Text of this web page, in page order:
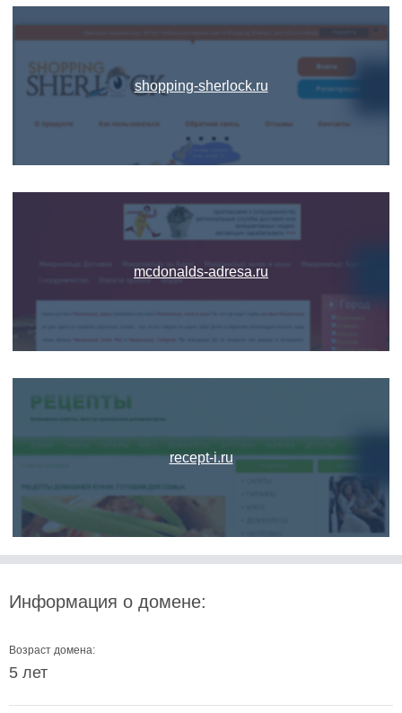
shopping-sherlock.ru
mcdonalds-adresa.ru
recept-i.ru
Информация о домене:
Возраст домена:
5 лет